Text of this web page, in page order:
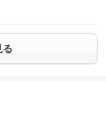
る